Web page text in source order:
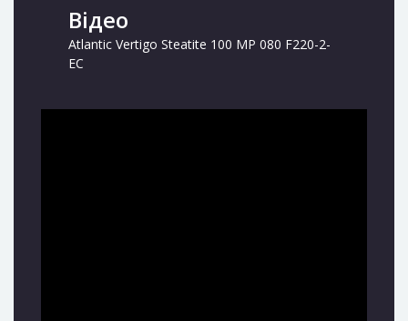
Відео
Atlantic Vertigo Steatite 100 MP 080 F220-2-
EC